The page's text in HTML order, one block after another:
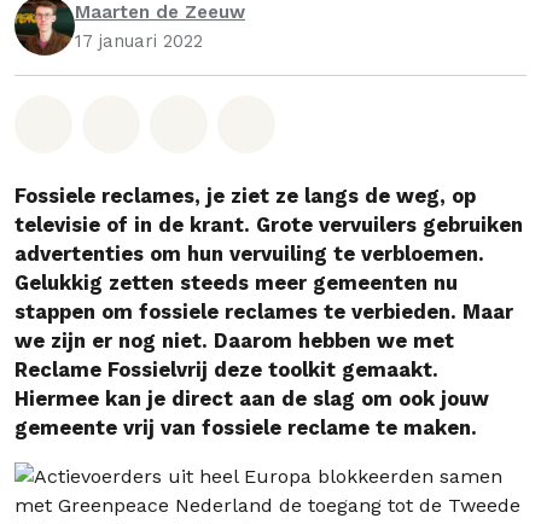
Maarten de Zeeuw
17 januari 2022
Fossiele reclames, je ziet ze langs de weg, op
televisie of in de krant. Grote vervuilers gebruiken
advertenties om hun vervuiling te verbloemen.
Gelukkig zetten steeds meer gemeenten nu
stappen om fossiele reclames te verbieden. Maar
we zijn er nog niet. Daarom hebben we met
Reclame Fossielvrij deze toolkit gemaakt.
Hiermee kan je direct aan de slag om ook jouw
gemeente vrij van fossiele reclame te maken.